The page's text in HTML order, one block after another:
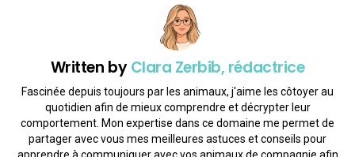
Written byClara Zerbib, rédactrice
Fascinée depuis toujours par les animaux, j'aime les côtoyer au
quotidien afin de mieux comprendre et décrypter leur
comportement. Mon expertise dans ce domaine me permet de
partager avec vous mes meilleures astuces et conseils pour